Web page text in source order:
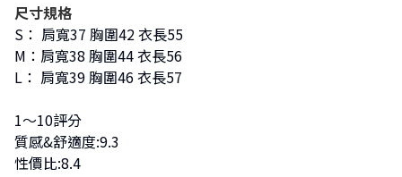
尺寸規格
S： 肩寬37 胸圍42 衣長55
M：肩寬38 胸圍44 衣長56
L： 肩寬39 胸圍46 衣長57
1～10評分
質感&舒適度:9.3
性價比:8.4